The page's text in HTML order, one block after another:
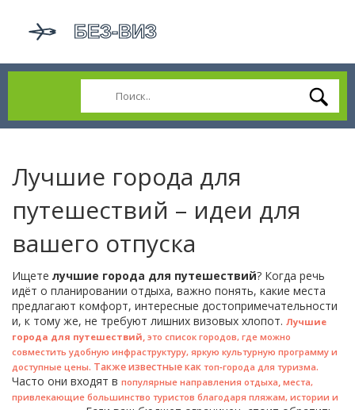
Лучшие города для
путешествий – идеи для
вашего отпуска
Ищете лучшие города для путешествий? Когда речь
идёт о планировании отдыха, важно понять, какие места
предлагают комфорт, интересные достопримечательности
и, к тому же, не требуют лишних визовых хлопот. Лучшие
города для путешествий, это список городов, где можно
совместить удобную инфраструктуру, яркую культурную программу и
доступные цены. Также известные как топ‑города для туризма.
Часто они входят в популярные направления отдыха, места,
привлекающие большинство туристов благодаря пляжам, истории и